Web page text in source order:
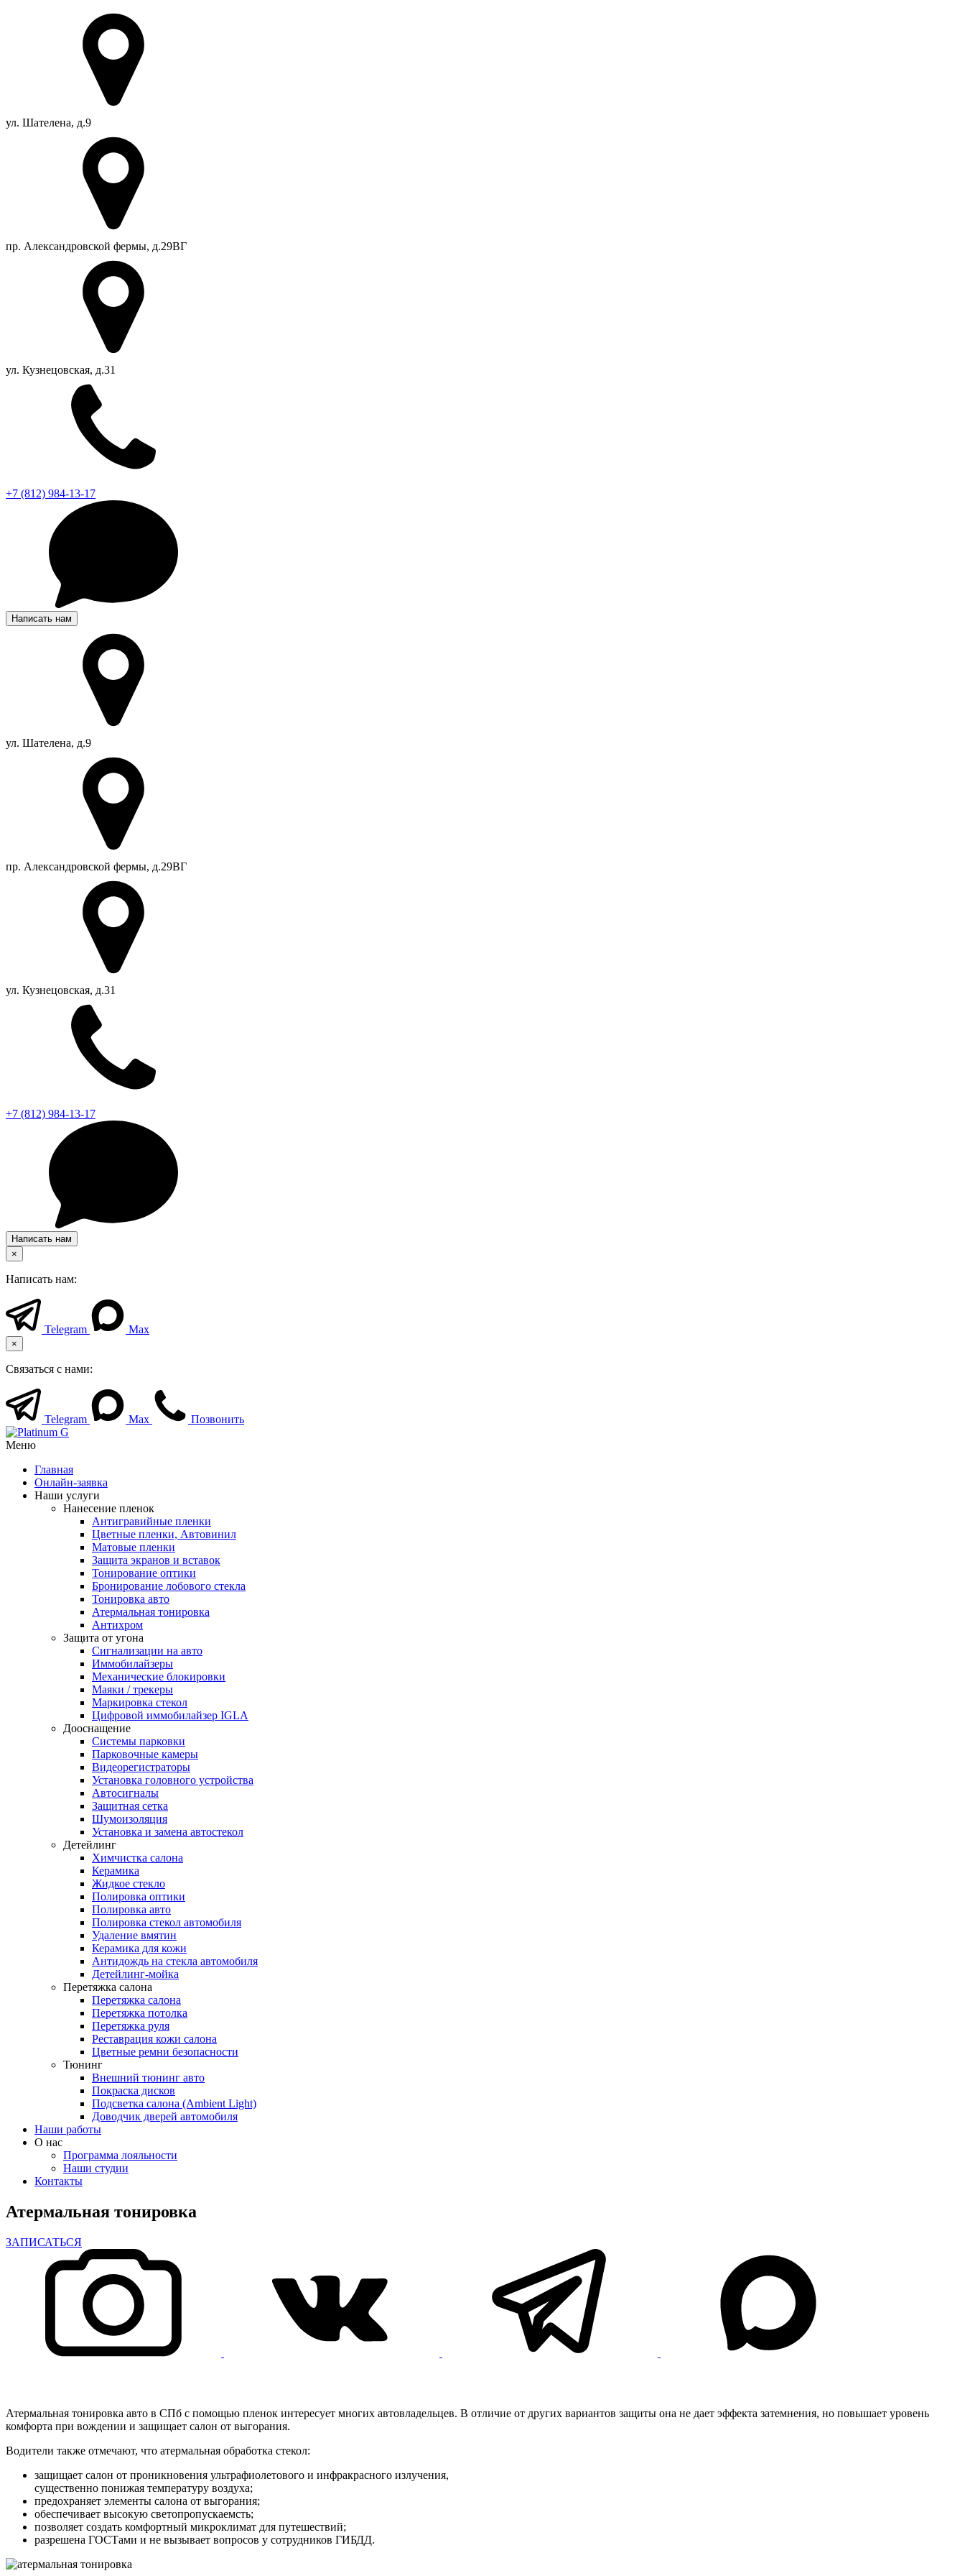
ул. Шателена, д.9
пр. Александровской фермы, д.29ВГ
ул. Кузнецовская, д.31
+7 (812) 984-13-17
Написать нам
ул. Шателена, д.9
пр. Александровской фермы, д.29ВГ
ул. Кузнецовская, д.31
+7 (812) 984-13-17
Написать нам
×
Написать нам:
Telegram Max
×
Связаться с нами:
Telegram Max Позвонить
Меню
Главная
Онлайн-заявка
Наши услуги
Нанесение пленок
Антигравийные пленки
Цветные пленки, Автовинил
Матовые пленки
Защита экранов и вставок
Тонирование оптики
Бронирование лобового стекла
Тонировка авто
Атермальная тонировка
Антихром
Защита от угона
Сигнализации на авто
Иммобилайзеры
Механические блокировки
Маяки / трекеры
Маркировка стекол
Цифровой иммобилайзер IGLA
Дооснащение
Системы парковки
Парковочные камеры
Видеорегистраторы
Установка головного устройства
Автосигналы
Защитная сетка
Шумоизоляция
Установка и замена автостекол
Детейлинг
Химчистка салона
Керамика
Жидкое стекло
Полировка оптики
Полировка авто
Полировка стекол автомобиля
Удаление вмятин
Керамика для кожи
Антидождь на стекла автомобиля
Детейлинг-мойка
Перетяжка салона
Перетяжка салона
Перетяжка потолка
Перетяжка руля
Реставрация кожи салона
Цветные ремни безопасности
Тюнинг
Внешний тюнинг авто
Покраска дисков
Подсветка салона (Ambient Light)
Доводчик дверей автомобиля
Наши работы
О нас
Программа лояльности
Наши студии
Контакты
Атермальная тонировка
ЗАПИСАТЬСЯ
Атермальная тонировка авто в СПб с помощью пленок интересует многих автовладельцев. В отличие от других вариантов защиты она не дает эффекта затемнения, но повышает уровень
комфорта при вождении и защищает салон от выгорания.
Водители также отмечают, что атермальная обработка стекол:
защищает салон от проникновения ультрафиолетового и инфракрасного излучения,
существенно понижая температуру воздуха;
предохраняет элементы салона от выгорания;
обеспечивает высокую светопропускаемсть;
позволяет создать комфортный микроклимат для путешествий;
разрешена ГОСТами и не вызывает вопросов у сотрудников ГИБДД.